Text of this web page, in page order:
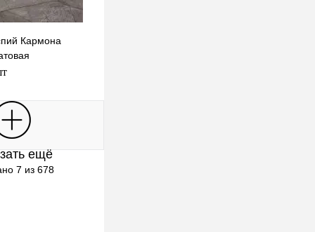
Кармона
корзину
К сравнению
ещё
7 из 678